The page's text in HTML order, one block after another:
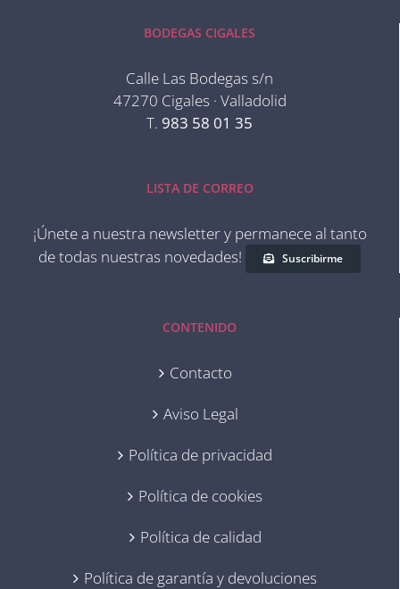
BODEGAS CIGALES
Calle Las Bodegas s/n
47270 Cigales · Valladolid
T. 983 58 01 35
LISTA DE CORREO
¡Únete a nuestra newsletter y permanece al tanto
de todas nuestras novedades!
Suscribirme
CONTENIDO
Contacto
Aviso Legal
Política de privacidad
Política de cookies
Política de calidad
Política de garantía y devoluciones